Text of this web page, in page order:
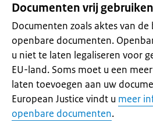
Documenten vrij
Documenten zoals aktes van
openbare documenten.
u niet te laten legaliseren voor
EU-land. Soms moet u een
laten toevoegen aan uw
European Justice vindt u meer
openbare documenten.